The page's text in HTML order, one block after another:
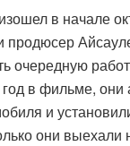
в начале
продюсер
очередную
год в фильме, они
и
они выехали